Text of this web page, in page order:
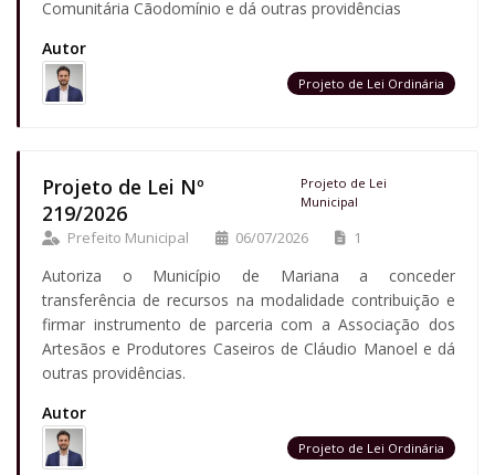
Comunitária Cãodomínio e dá outras providências
Autor
Projeto de Lei Ordinária
Projeto de Lei Nº
219/2026
Projeto de Lei
Municipal
Prefeito Municipal 06/07/2026 1
Autoriza o Município de Mariana a conceder
transferência de recursos na modalidade contribuição e
firmar instrumento de parceria com a Associação dos
Artesãos e Produtores Caseiros de Cláudio Manoel e dá
outras providências.
Autor
Projeto de Lei Ordinária